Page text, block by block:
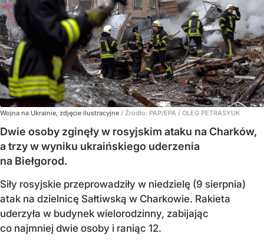
Wojna na Ukrainie, zdjęcie ilustracyjne / Źródło: PAP/EPA / OLEG PETRASYUK
Dwie osoby zginęły w rosyjskim ataku na Charków,
a trzy w wyniku ukraińskiego uderzenia
na Biełgorod.
Siły rosyjskie przeprowadziły w niedzielę (9 sierpnia)
atak na dzielnicę Sałtiwską w Charkowie. Rakieta
uderzyła w budynek wielorodzinny, zabijając
co najmniej dwie osoby i raniąc 12.